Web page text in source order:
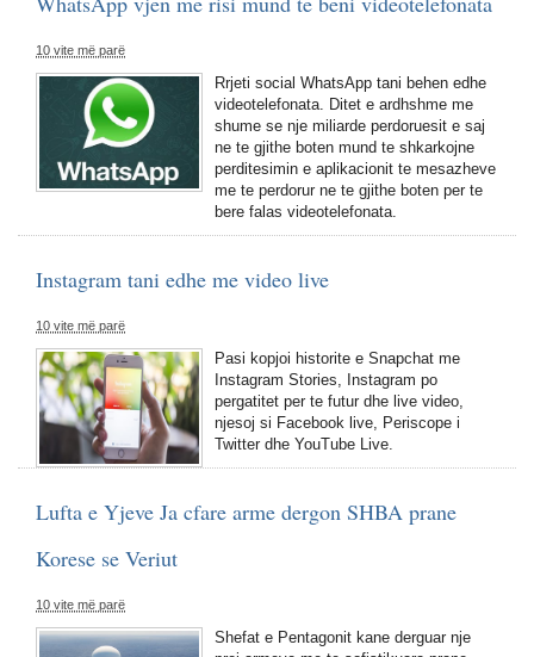
10 vite më parë
Rrjeti social WhatsApp tani behen edhe
videotelefonata. Ditet e ardhshme me
shume se nje miliarde perdoruesit e saj
ne te gjithe boten mund te shkarkojne
perditesimin e aplikacionit te mesazheve
me te perdorur ne te gjithe boten per te
bere falas videotelefonata.
Instagram tani edhe me video live
10 vite më parë
Pasi kopjoi historite e Snapchat me
Instagram Stories, Instagram po
pergatitet per te futur dhe live video,
njesoj si Facebook live, Periscope i
Twitter dhe YouTube Live.
Lufta e Yjeve Ja cfare arme dergon SHBA prane
Korese se Veriut
10 vite më parë
Shefat e Pentagonit kane derguar nje